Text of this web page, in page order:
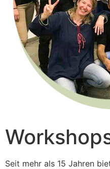
Seit mehr als 15 Jahren